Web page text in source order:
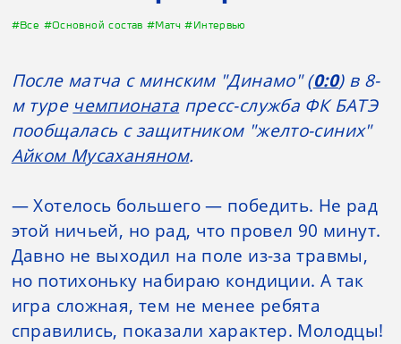
#Все #Основной состав#Матч#Интервью
После матча с минским "Динамо" (0:0) в 8-
м туре чемпионата пресс-служба ФК БАТЭ
пообщалась с защитником "желто-синих"
Айком Мусаханяном.
— Хотелось большего — победить. Не рад
этой ничьей, но рад, что провел 90 минут.
Давно не выходил на поле из-за травмы,
но потихоньку набираю кондиции. А так
игра сложная, тем не менее ребята
справились, показали характер. Молодцы!